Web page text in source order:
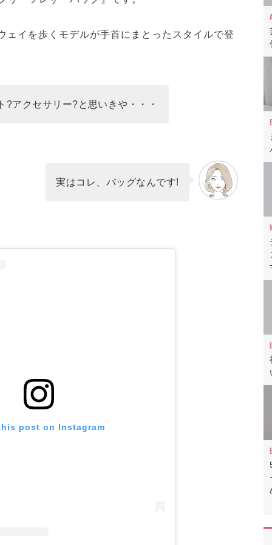
ェイを歩くモデルが手首にまとったスタイルで登
?アクセサリー?と思いきや・・・
実はコレ、バッグなんです!
post on Instagram